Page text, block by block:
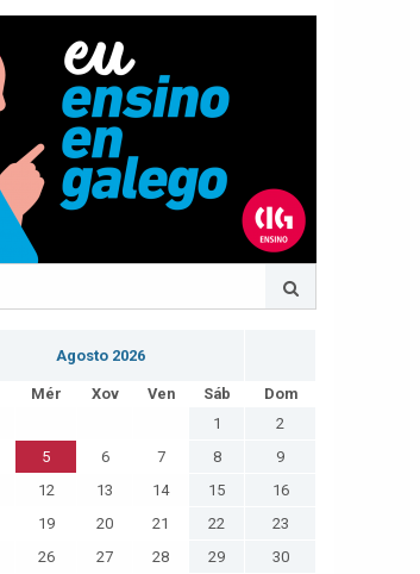
Agosto 2026
Mér Xov Ven Sáb
Dom
1
2
5 6 7 8
9
12 13 14 15
16
19 20 21 22
23
26 27 28 29
30